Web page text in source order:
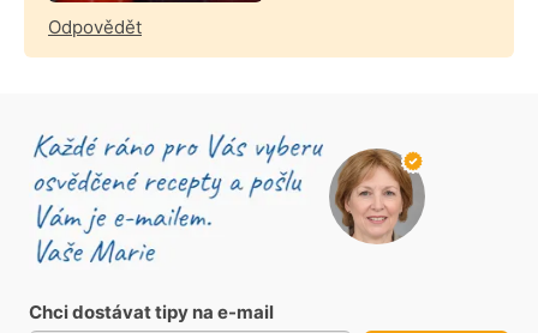
Odpovědět
Chci dostávat tipy na e-mail